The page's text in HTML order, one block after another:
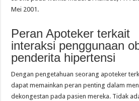
Mei 2001.
Peran Apoteker terkait
interaksi penggunaan
penderita hipertensi
Dengan pengetahuan seorang apoteker
dapat memainkan peran penting dalam
dekongestan pada pasien mereka. Tidak